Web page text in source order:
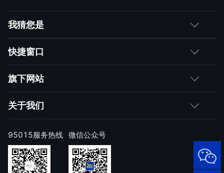
我猜您是
客户
合作伙伴
求职者
快捷窗口
如何购买
产品注册与激活
样本上报
奇安信天守安全软件
旗下网站
网神
技术研究院
威胁情报中心
关于我们
公司简介
公司新闻
95015服务热线 微信公众号